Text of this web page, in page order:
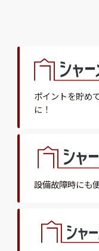
ポイントを貯めて
に！
設備故障時にも